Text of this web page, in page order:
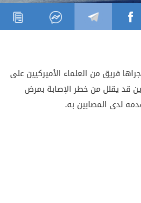
فريق من العلماء الأميركيين على
قد يقلل من خطر الإصابة بمرض
لدى المصابين به.